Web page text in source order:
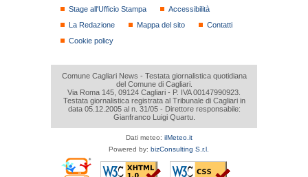
Stage all'Ufficio Stampa
Accessibilità
La Redazione
Mappa del sito
Contatti
Cookie policy
Comune Cagliari News - Testata giornalistica quotidiana
del Comune di Cagliari.
Via Roma 145, 09124 Cagliari - P. IVA 00147990923.
Testata giornalistica registrata al Tribunale di Cagliari in
data 05.12.2005 al n. 31/05 - Direttore responsabile:
Gianfranco Luigi Quartu.
Dati meteo: ilMeteo.it
Powered by: bizConsulting S.r.l.